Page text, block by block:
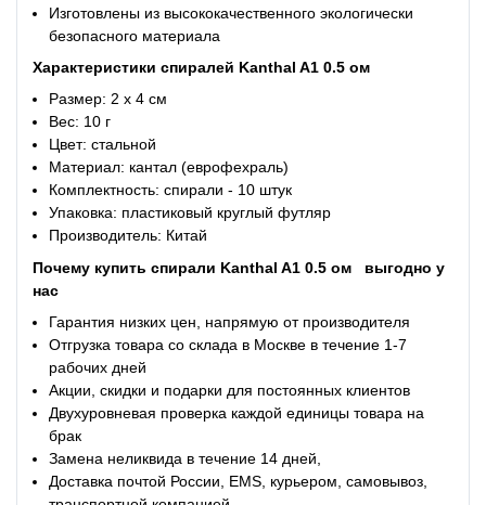
Изготовлены из высококачественного экологически
безопасного материала
Характеристики спиралей Kanthal A1 0.5 ом
Размер: 2 х 4 см
Вес: 10 г
Цвет: стальной
Материал: кантал (еврофехраль)
Комплектность: спирали - 10 штук
Упаковка: пластиковый круглый футляр
Производитель: Китай
Почему купить спирали Kanthal A1 0.5 ом
выгодно у
нас
Гарантия низких цен, напрямую от производителя
Отгрузка товара со склада в Москве в течение 1-7
рабочих дней
Акции, скидки и подарки для постоянных клиентов
Двухуровневая проверка каждой единицы товара на
брак
Замена неликвида в течение 14 дней,
Доставка почтой России, EMS, курьером, самовывоз,